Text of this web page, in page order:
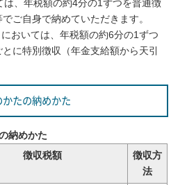
は、年税額の約4分の1ずつを普通徴
ご自身で納めていただきます。
おいては、年税額の約6分の1ずつ
に特別徴収（年金支給額から天引
たの納めかた
納めかた
徴収税額
徴収方
法